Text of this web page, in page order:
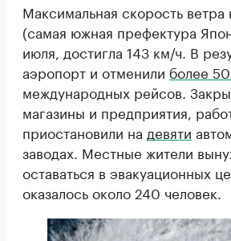
Максимальная скорость
(самая южная префектура
июля, достигла 143 км/ч. В
аэропорт и отменили более
международных рейсов.
магазины и предприятия,
приостановили на девяти
заводах. Местные жители
оставаться в эвакуационных
оказалось около 240 человек.